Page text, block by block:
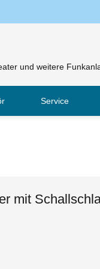
und weitere
Service
mit